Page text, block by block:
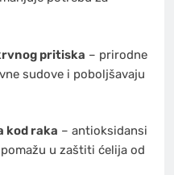
pritiska – prirodne
sudove i poboljšavaju
kod raka – antioksidansi
u zaštiti ćelija od